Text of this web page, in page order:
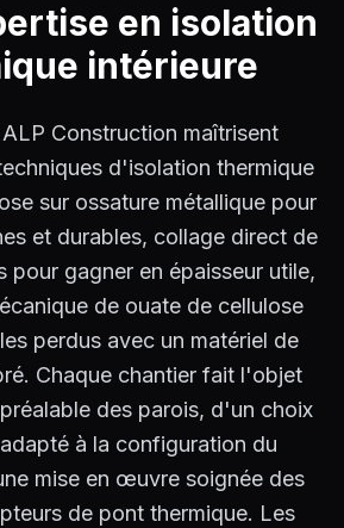
en isolation
intérieure
Construction maîtrisent
d'isolation thermique
sur ossature métallique pour
et durables, collage direct de
pour gagner en épaisseur utile,
de ouate de cellulose
perdus avec un matériel de
Chaque chantier fait l'objet
des parois, d'un choix
à la configuration du
mise en œuvre soignée des
de pont thermique. Les